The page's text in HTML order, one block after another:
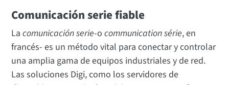
Comunicación serie fiable
Lacomunicación serie-ocommunication série, en
francés- es un método vital para conectar y controlar
una amplia gama de equipos industriales y de red.
Las soluciones Digi, como los servidores de